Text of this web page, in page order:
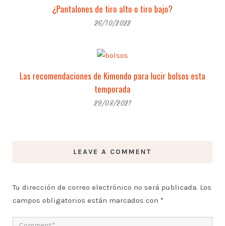
¿Pantalones de tiro alto o tiro bajo?
26/10/2022
Las recomendaciones de Kimondo para lucir bolsos esta
temporada
29/08/2021
LEAVE A COMMENT
Tu dirección de correo electrónico no será publicada. Los
campos obligatorios están marcados con *